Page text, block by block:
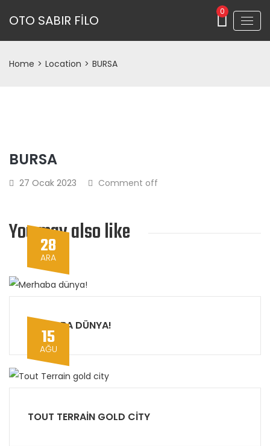
OTO SABIR FİLO
0
Home > Location > BURSA
BURSA
27 Ocak 2023 Comment off
You may also like
28
ARA
MERHABA DÜNYA!
15
AĞU
TOUT TERRAIN GOLD CITY